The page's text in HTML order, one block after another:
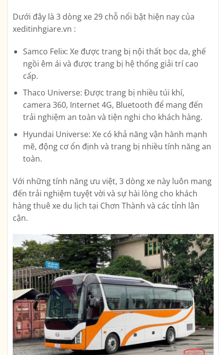
Dưới đây là 3 dòng xe 29 chỗ nổi bật hiện nay của
xeditinhgiare.vn :
Samco Felix: Xe được trang bị nội thất bọc da, ghế
ngồi êm ái và được trang bị hệ thống giải trí cao
cấp.
Thaco Universe: Được trang bị nhiều túi khí,
camera 360, Internet 4G, Bluetooth để mang đến
trải nghiệm an toàn và tiện nghi cho khách hàng.
Hyundai Universe: Xe có khả năng vận hành mạnh
mẽ, động cơ ổn định và trang bị nhiều tính năng an
toàn.
Với những tính năng ưu việt, 3 dòng xe này luôn mang
đến trải nghiệm tuyệt vời và sự hài lòng cho khách
hàng thuê xe du lịch tại Chơn Thành và các tỉnh lân
cận.